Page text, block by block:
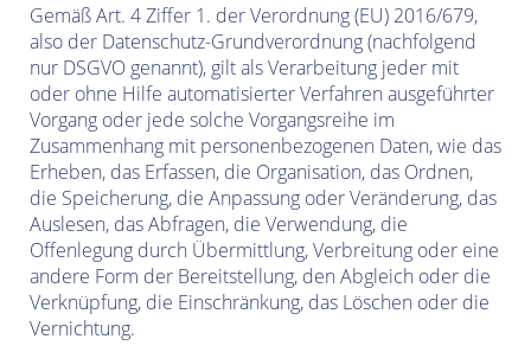
Gemäß Art. 4 Ziffer 1. der Verordnung (EU) 2016/679,
also der Datenschutz-Grundverordnung (nachfolgend
nur DSGVO genannt), gilt als Verarbeitung jeder mit
oder ohne Hilfe automatisierter Verfahren ausgeführter
Vorgang oder jede solche Vorgangsreihe im
Zusammenhang mit personenbezogenen Daten, wie das
Erheben, das Erfassen, die Organisation, das Ordnen,
die Speicherung, die Anpassung oder Veränderung, das
Auslesen, das Abfragen, die Verwendung, die
Offenlegung durch Übermittlung, Verbreitung oder eine
andere Form der Bereitstellung, den Abgleich oder die
Verknüpfung, die Einschränkung, das Löschen oder die
Vernichtung.